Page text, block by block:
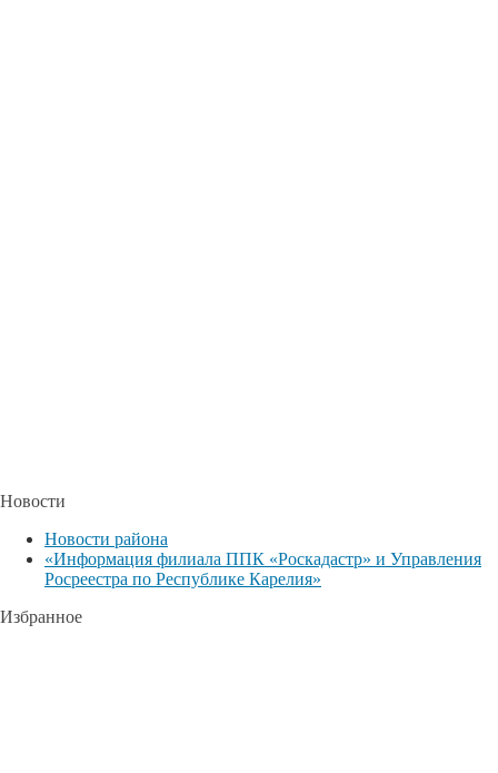
Новости
Новости района
«Информация филиала ППК «Роскадастр» и Управления
Росреестра по Республике Карелия»
Избранное